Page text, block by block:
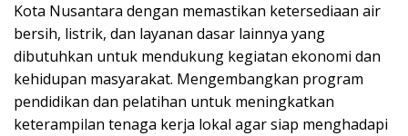
Kota Nusantara dengan memastikan ketersediaan air
bersih, listrik, dan layanan dasar lainnya yang
dibutuhkan untuk mendukung kegiatan ekonomi dan
kehidupan masyarakat. Mengembangkan program
pendidikan dan pelatihan untuk meningkatkan
keterampilan tenaga kerja lokal agar siap menghadapi